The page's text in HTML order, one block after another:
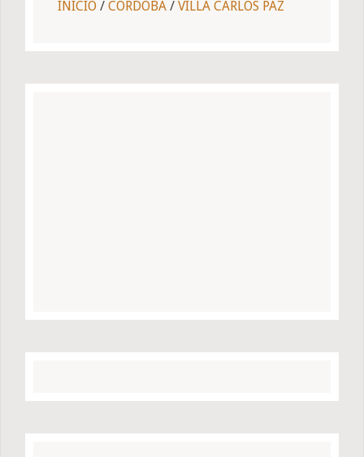
INICIO / CORDOBA / VILLA CARLOS PAZ